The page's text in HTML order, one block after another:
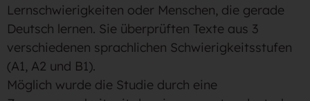
Lernschwierigkeiten oder Menschen, die gerade
Deutsch lernen. Sie überprüften Texte aus 3
verschiedenen sprachlichen Schwierigkeitsstufen
(A1, A2 und B1).
Möglich wurde die Studie durch eine